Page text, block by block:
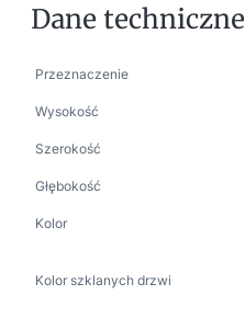
Dane techniczne
Przeznaczenie
Wysokość
Szerokość
Głębokość
Kolor
Kolor szklanych drzwi